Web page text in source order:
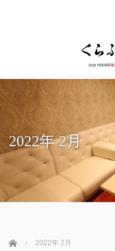
2022年 2月
ホーム 2022年 2月